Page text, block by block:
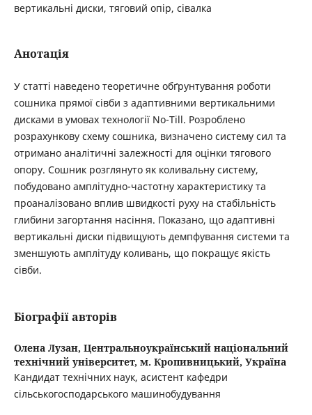
вертикальні диски, тяговий опір, сівалка
Анотація
У статті наведено теоретичне обґрунтування роботи
сошника прямої сівби з адаптивними вертикальними
дисками в умовах технології No-Till. Розроблено
розрахункову схему сошника, визначено систему сил та
отримано аналітичні залежності для оцінки тягового
опору. Сошник розглянуто як коливальну систему,
побудовано амплітудно-частотну характеристику та
проаналізовано вплив швидкості руху на стабільність
глибини загортання насіння. Показано, що адаптивні
вертикальні диски підвищують демпфування системи та
зменшують амплітуду коливань, що покращує якість
сівби.
Біографії авторів
Олена Лузан, Центральноукраїнський національний
технічний університет, м. Кропивницький, Україна
Кандидат технічних наук, асистент кафедри
сільськогосподарського машинобудування